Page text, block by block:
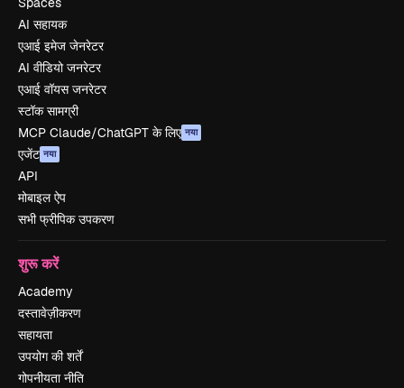
AI सहायक
एआई इमेज जेनरेटर
AI वीडियो जनरेटर
एआई वॉयस जनरेटर
स्टॉक सामग्री
MCP Claude/ChatGPT के लिए नया
एजेंट नया
API
मोबाइल ऐप
सभी फ्रीपिक उपकरण
शुरू करें
Academy
दस्तावेज़ीकरण
सहायता
उपयोग की शर्तें
गोपनीयता नीति